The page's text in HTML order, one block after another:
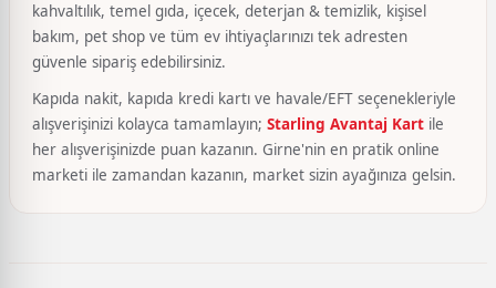
kahvaltılık, temel gıda, içecek, deterjan & temizlik, kişisel
bakım, pet shop ve tüm ev ihtiyaçlarınızı tek adresten
güvenle sipariş edebilirsiniz.
Kapıda nakit, kapıda kredi kartı ve havale/EFT seçenekleriyle
alışverişinizi kolayca tamamlayın; Starling Avantaj Kart ile
her alışverişinizde puan kazanın. Girne'nin en pratik online
marketi ile zamandan kazanın, market sizin ayağınıza gelsin.